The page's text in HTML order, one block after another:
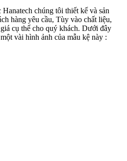
chúng tôi thiết kế và sản
hàng yêu cầu, Tùy vào chất liệu,
cụ thể cho quý khách. Dưới đây
vài hình ảnh của mẫu kệ này :